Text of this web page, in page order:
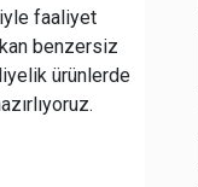
faaliyet
benzersiz
ürünlerde